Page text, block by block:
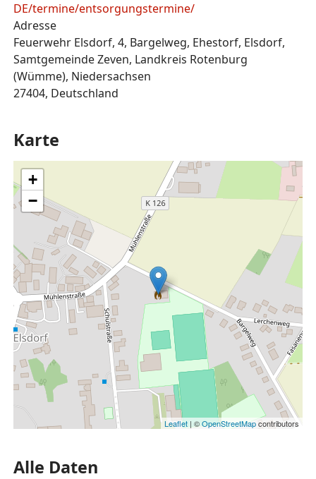
DE/termine/entsorgungstermine/
Adresse
Feuerwehr Elsdorf, 4, Bargelweg, Ehestorf, Elsdorf,
Samtgemeinde Zeven, Landkreis Rotenburg
(Wümme), Niedersachsen
27404, Deutschland
Karte
+
−
Leaflet | ©OpenStreetMapcontributors
Alle Daten